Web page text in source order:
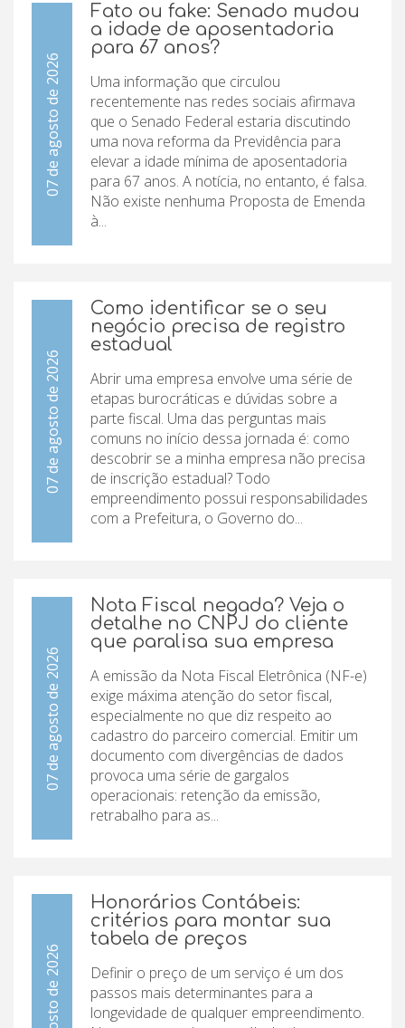
07 de agosto de 2026
Fato ou fake: Senado mudou
a idade de aposentadoria
para 67 anos?
Uma informação que circulou
recentemente nas redes sociais afirmava
que o Senado Federal estaria discutindo
uma nova reforma da Previdência para
elevar a idade mínima de aposentadoria
para 67 anos. A notícia, no entanto, é falsa.
Não existe nenhuma Proposta de Emenda
à...
07 de agosto de 2026
Como identificar se o seu
negócio precisa de registro
estadual
Abrir uma empresa envolve uma série de
etapas burocráticas e dúvidas sobre a
parte fiscal. Uma das perguntas mais
comuns no início dessa jornada é: como
descobrir se a minha empresa não precisa
de inscrição estadual? Todo
empreendimento possui responsabilidades
com a Prefeitura, o Governo do...
07 de agosto de 2026
Nota Fiscal negada? Veja o
detalhe no CNPJ do cliente
que paralisa sua empresa
A emissão da Nota Fiscal Eletrônica (NF-e)
exige máxima atenção do setor fiscal,
especialmente no que diz respeito ao
cadastro do parceiro comercial. Emitir um
documento com divergências de dados
provoca uma série de gargalos
operacionais: retenção da emissão,
retrabalho para as...
Honorários Contábeis:
critérios para montar sua
tabela de preços
Definir o preço de um serviço é um dos
passos mais determinantes para a
longevidade de qualquer empreendimento.